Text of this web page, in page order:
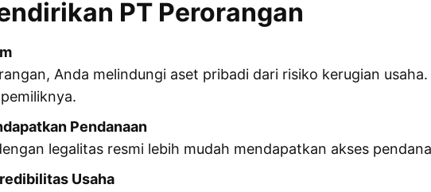
PT Perorangan
Anda melindungi aset pribadi dari risiko kerugian
Pendanaan
legalitas resmi lebih mudah mendapatkan akses
Usaha